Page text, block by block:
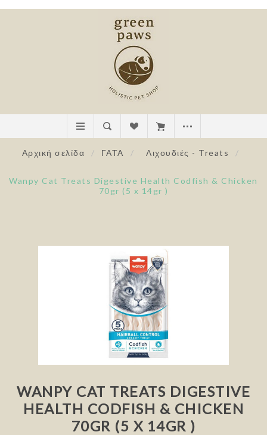
Αρχική σελίδα / ΓΑΤΑ / Λιχουδιές - Treats /
Wanpy Cat Treats Digestive Health Codfish & Chicken
70gr (5 x 14gr )
WANPY CAT TREATS DIGESTIVE
HEALTH CODFISH & CHICKEN
70GR (5 X 14GR )